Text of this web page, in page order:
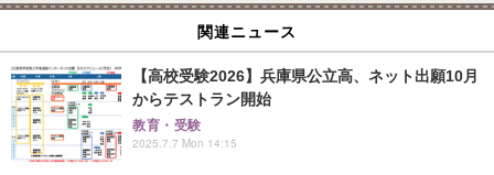
関連ニュース
【高校受験2026】兵庫県公立高、ネット出願10月
からテストラン開始
教育・受験
2025.7.7 Mon 14:15